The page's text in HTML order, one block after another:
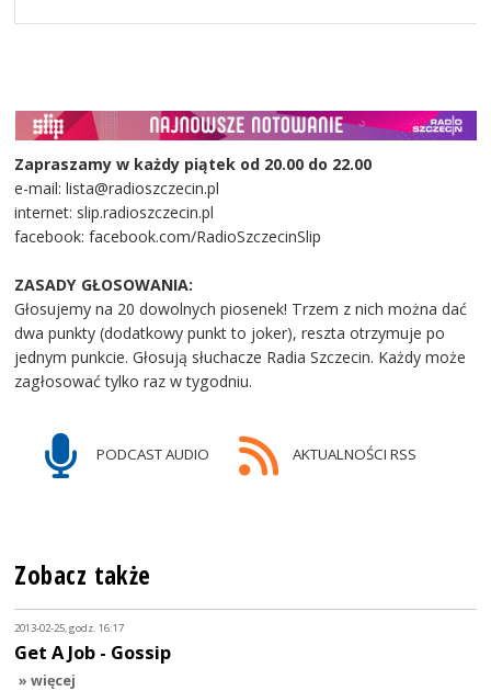
Zapraszamy w każdy piątek od 20.00 do 22.00
e-mail: lista@radioszczecin.pl
internet: slip.radioszczecin.pl
facebook: facebook.com/RadioSzczecinSlip
ZASADY GŁOSOWANIA:
Głosujemy na 20 dowolnych piosenek! Trzem z nich można dać
dwa punkty (dodatkowy punkt to joker), reszta otrzymuje po
jednym punkcie. Głosują słuchacze Radia Szczecin. Każdy może
zagłosować tylko raz w tygodniu.
PODCAST AUDIO AKTUALNOŚCI RSS
Zobacz także
2013-02-25, godz. 16:17
Get A Job - Gossip
» więcej